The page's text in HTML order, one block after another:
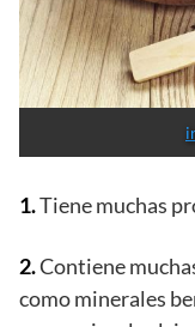
1.Tiene muchas
2.Contiene
como minerales